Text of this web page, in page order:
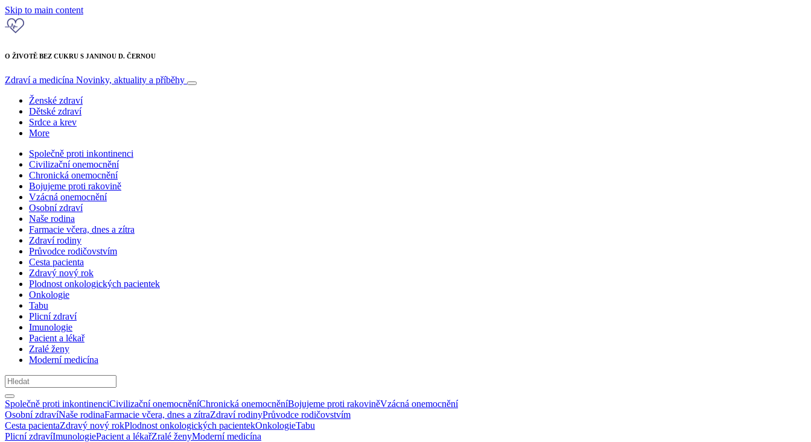
Skip to main content
O ŽIVOTĚ BEZ CUKRU S JANINOU D. ČERNOU
Zdraví a medicína Novinky, aktuality a příběhy
Ženské zdraví
Dětské zdraví
Srdce a krev
More
Společně proti inkontinenci
Civilizační onemocnění
Chronická onemocnění
Bojujeme proti rakovině
Vzácná onemocnění
Osobní zdraví
Naše rodina
Farmacie včera, dnes a zítra
Zdraví rodiny
Průvodce rodičovstvím
Cesta pacienta
Zdravý nový rok
Plodnost onkologických pacientek
Onkologie
Tabu
Plicní zdraví
Imunologie
Pacient a lékař
Zralé ženy
Moderní medicína
Společně proti inkontinenciCivilizační onemocněníChronická onemocněníBojujeme proti rakoviněVzácná onemocnění
Osobní zdravíNaše rodinaFarmacie včera, dnes a zítraZdraví rodinyPrůvodce rodičovstvím
Cesta pacientaZdravý nový rokPlodnost onkologických pacientekOnkologieTabu
Plicní zdravíImunologiePacient a lékařZralé ženyModerní medicína